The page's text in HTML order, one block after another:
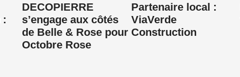
:
DECOPIERRE
s’engage aux côtés
de Belle & Rose pour
Octobre Rose
Partenaire local :
ViaVerde
Construction